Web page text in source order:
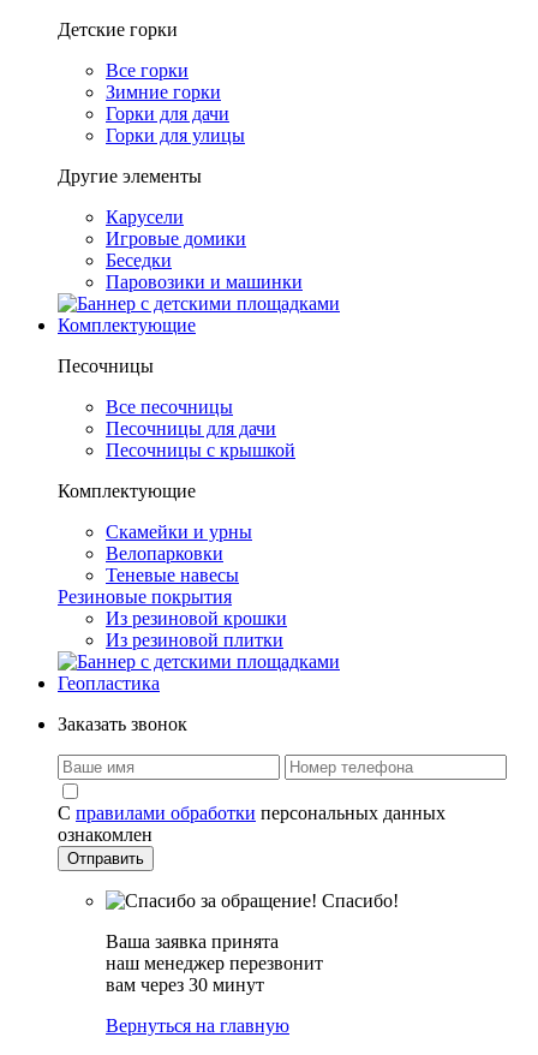
Детские горки
Все горки
Зимние горки
Горки для дачи
Горки для улицы
Другие элементы
Карусели
Игровые домики
Беседки
Паровозики и машинки
Комплектующие
Песочницы
Все песочницы
Песочницы для дачи
Песочницы с крышкой
Комплектующие
Скамейки и урны
Велопарковки
Теневые навесы
Резиновые покрытия
Из резиновой крошки
Из резиновой плитки
Геопластика
Заказать звонок
С правилами обработки персональных данных
ознакомлен
Спасибо!
Ваша заявка принята
наш менеджер перезвонит
вам через 30 минут
Вернуться на главную